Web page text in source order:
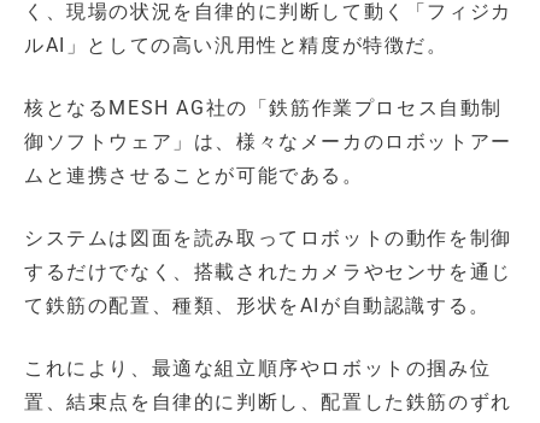
く、現場の状況を自律的に判断して動く「フィジカ
ルAI」としての高い汎用性と精度が特徴だ。
核となるMESH AG社の「鉄筋作業プロセス自動制
御ソフトウェア」は、様々なメーカのロボットアー
ムと連携させることが可能である。
システムは図面を読み取ってロボットの動作を制御
するだけでなく、搭載されたカメラやセンサを通じ
て鉄筋の配置、種類、形状をAIが自動認識する。
これにより、最適な組立順序やロボットの掴み位
置、結束点を自律的に判断し、配置した鉄筋のずれ